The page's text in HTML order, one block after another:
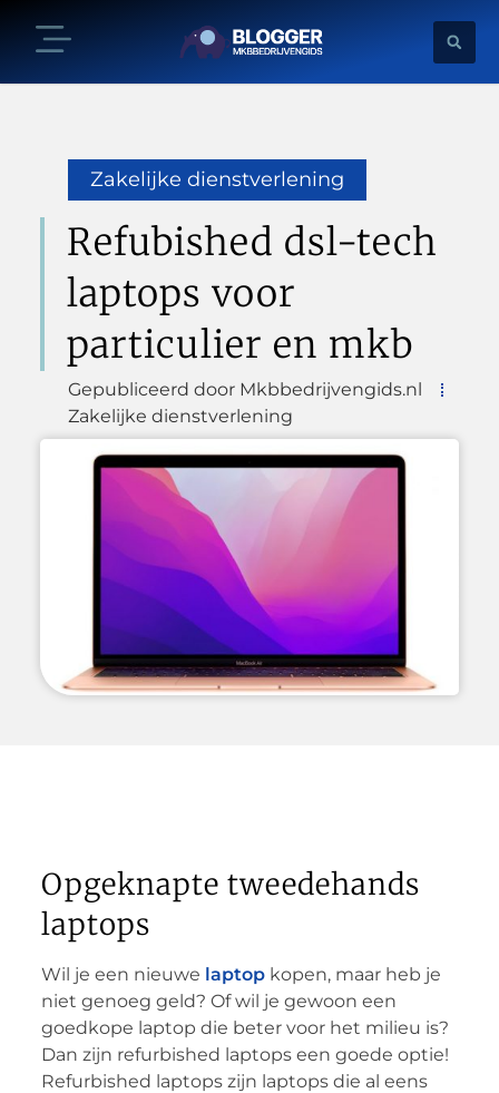
Zakelijke dienstverlening
Refubished dsl-tech
laptops voor
particulier en mkb
Gepubliceerd door Mkbbedrijvengids.nl
Zakelijke dienstverlening
Opgeknapte tweedehands
laptops
Wil je een nieuwe laptopkopen, maar heb je
niet genoeg geld? Of wil je gewoon een
goedkope laptop die beter voor het milieu is?
Dan zijn refurbished laptops een goede optie!
Refurbished laptops zijn laptops die al eens